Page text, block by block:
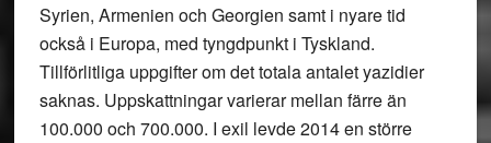
Syrien, Armenien och Georgien samt i nyare tid
också i Europa, med tyngdpunkt i Tyskland.
Tillförlitliga uppgifter om det totala antalet yazidier
saknas. Uppskattningar varierar mellan färre än
100.000 och 700.000. I exil levde 2014 en större